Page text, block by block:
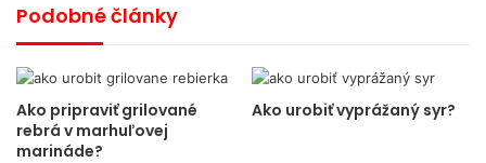
Podobné články
Ako pripraviť grilované
rebrá v marhuľovej
marináde?
Ako urobiť vyprážaný syr?